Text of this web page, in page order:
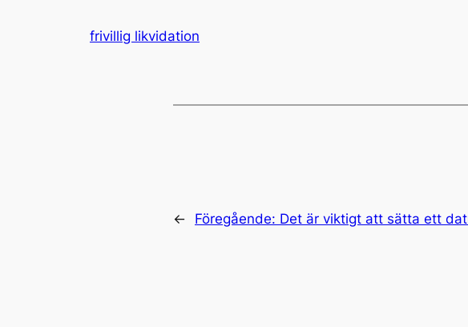
frivillig likvidation
← Föregående: Det är viktigt att sätta ett